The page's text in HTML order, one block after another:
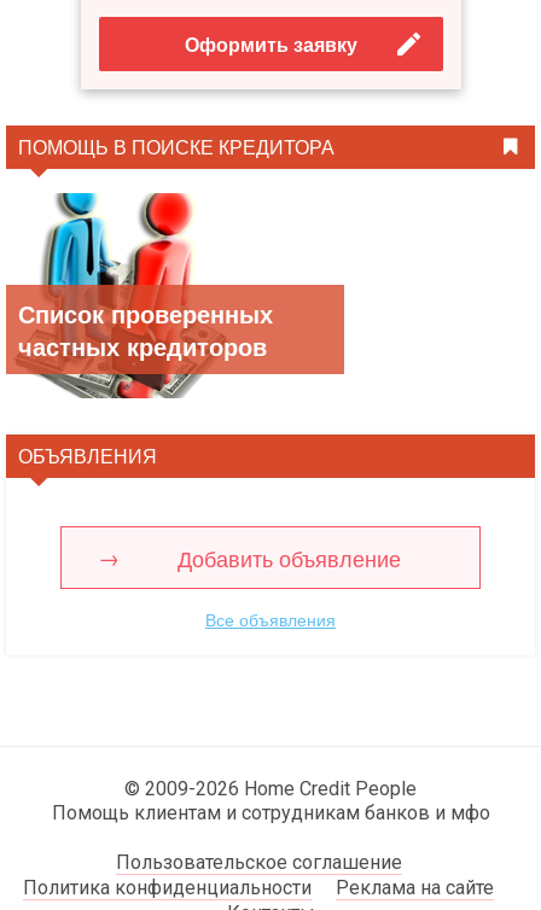
Оформить заявку
ПОМОЩЬ В ПОИСКЕ КРЕДИТОРА
Список проверенных
частных кредиторов
ОБЪЯВЛЕНИЯ
Добавить объявление
Все объявления
© 2009-2026 Home Credit People
Помощь клиентам и сотрудникам банков и мфо
Пользовательское соглашение
Политика конфиденциальности
Реклама на сайте